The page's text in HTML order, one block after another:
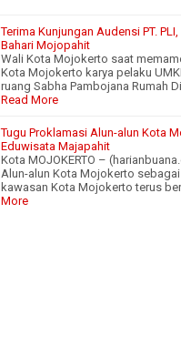
Terima Kunjungan Audensi PT.
Bahari Mojopahit
Wali Kota Mojokerto saat
Kota Mojokerto karya pelaku
ruang Sabha Pambojana Rumah
Read More
Tugu Proklamasi Alun-alun Kota
Eduwisata Majapahit
Kota MOJOKERTO –
Alun-alun Kota Mojokerto
kawasan Kota Mojokerto terus
More